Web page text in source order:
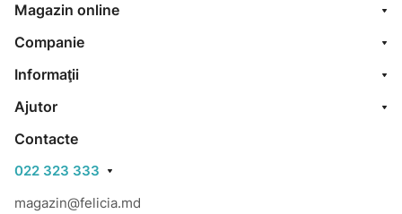
Magazin online
Companie
Informaţii
Ajutor
Contacte
022 323 333
magazin@felicia.md